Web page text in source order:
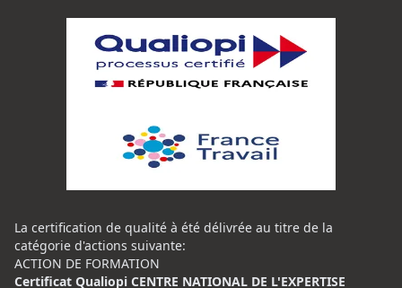
La certification de qualité à été délivrée au titre de la
catégorie d'actions suivante:
ACTION DE FORMATION
Certificat Qualiopi CENTRE NATIONAL DE L'EXPERTISE